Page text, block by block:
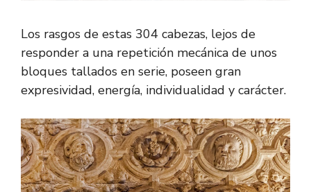
Los rasgos de estas 304 cabezas, lejos de
responder a una repetición mecánica de unos
bloques tallados en serie, poseen gran
expresividad, energía, individualidad y carácter.